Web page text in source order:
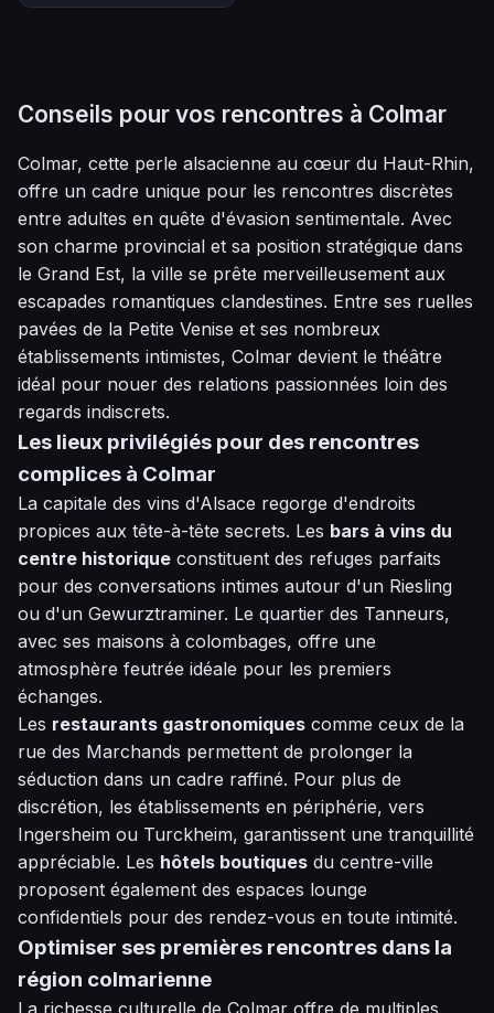
Conseils pour vos rencontres à Colmar
Colmar, cette perle alsacienne au cœur du Haut-Rhin,
offre un cadre unique pour les rencontres discrètes
entre adultes en quête d'évasion sentimentale. Avec
son charme provincial et sa position stratégique dans
le Grand Est, la ville se prête merveilleusement aux
escapades romantiques clandestines. Entre ses ruelles
pavées de la Petite Venise et ses nombreux
établissements intimistes, Colmar devient le théâtre
idéal pour nouer des relations passionnées loin des
regards indiscrets.
Les lieux privilégiés pour des rencontres
complices à Colmar
La capitale des vins d'Alsace regorge d'endroits
propices aux tête-à-tête secrets. Les bars à vins du
centre historique constituent des refuges parfaits
pour des conversations intimes autour d'un Riesling
ou d'un Gewurztraminer. Le quartier des Tanneurs,
avec ses maisons à colombages, offre une
atmosphère feutrée idéale pour les premiers
échanges.
Les restaurants gastronomiques comme ceux de la
rue des Marchands permettent de prolonger la
séduction dans un cadre raffiné. Pour plus de
discrétion, les établissements en périphérie, vers
Ingersheim ou Turckheim, garantissent une tranquillité
appréciable. Les hôtels boutiques du centre-ville
proposent également des espaces lounge
confidentiels pour des rendez-vous en toute intimité.
Optimiser ses premières rencontres dans la
région colmarienne
La richesse culturelle de Colmar offre de multiples